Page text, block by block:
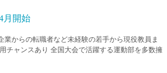
月開始
からの転職者など未経験の若手から現役教員ま
チャンスあり 全国大会で活躍する運動部を多数擁